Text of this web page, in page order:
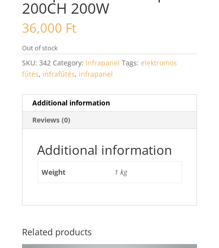
200CH 200W
36,000 Ft
Out of stock
SKU: 342 Category: Infrapanel Tags: elektromos
fűtés, infrafűtés, infrapanel
Additional information
Reviews (0)
Additional information
Weight 1 kg
Related products